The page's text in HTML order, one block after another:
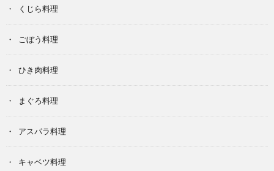
くじら料理
ごぼう料理
ひき肉料理
まぐろ料理
アスパラ料理
キャベツ料理